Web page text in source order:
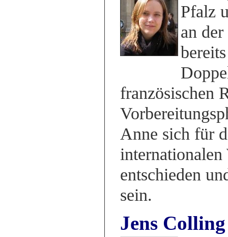
Pfalz
an
französischen
Anne sich für
internationalen
entschieden
sein.
Jens Colling